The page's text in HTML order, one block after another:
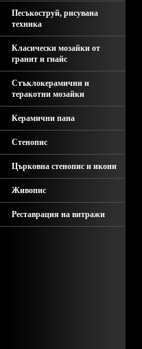
Песъкоструй, рисувана
техника
Класически мозайки от
гранит и гнайс
Стъклокерамични и
теракотни мозайки
Керамични пана
Стенопис
Църковна стенопис и икони
Живопис
Реставрация на витражи